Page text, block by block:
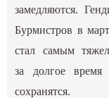
замедляются.
Бурмистров в
стал самым
за долгое
сохранятся.